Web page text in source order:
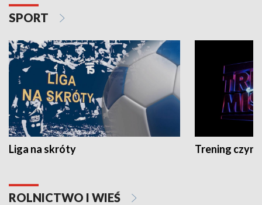
SPORT
Liga na skróty Trening czyni
ROLNICTWO I WIEŚ